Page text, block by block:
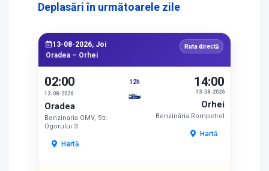
Deplasări în următoarele zile
13-08-2026, Joi
Oradea – Orhei
Ruta directă
02:00
13-08-2026
Oradea
Benzinaria OMV, Str.
Ogorului 3
Hartă
12h
13-08-2026
14:00
Orhei
Benzinăria Rompetrol
Hartă